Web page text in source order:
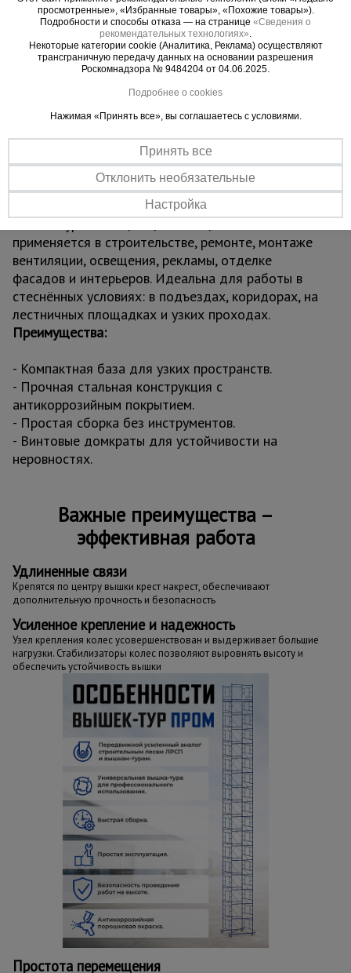
Вышка оснащена винтовыми домкратами для
устойчивой установки на неровных поверхностях
и надёжными ограждениями для максимальной
безопасности. Четыре обрезиненных колеса
позволяют легко перемещать конструкцию по
объекту. Сборка осуществляется по принципу
«труба в трубу» с фиксацией флажковыми
замками — без инструментов и специальных
навыков. Грузоподъёмность до 250 кг
обеспечивает комфортную работу с
инструментами и материалами.
Вышка-тура ВСП 2,0x2,0 ПРОМ, 2.8 м
применяется в строительстве, ремонте, монтаже
вентиляции, освещения, рекламы, отделке
фасадов и интерьеров. Идеальна для работы в
стеснённых условиях: в подъездах, коридорах, на
лестничных площадках и узких проходах.
Преимущества:
- Компактная база для узких пространств.
- Прочная стальная конструкция с
антикоррозийным покрытием.
- Простая сборка без инструментов.
- Винтовые домкраты для устойчивости на
неровностях.
Важные преимущества –
эффективная работа
Удлиненные связи
Крепятся по центру вышки крест накрест, обеспечивают
дополнительную прочность и безопасность
Усиленное крепление и надежность
Узел крепления колес усовершенствован и выдерживает большие
нагрузки. Стабилизаторы колес позволяют выровнять высоту и
обеспечить устойчивость вышки
Простота перемещения
просмотренные», «Избранные товары», «Похожие товары»).
Подробности и способы отказа — на странице «Сведения о
рекомендательных технологиях»
Некоторые категории cookie (Аналитика, Реклама) осуществляют
трансграничную передачу данных на основании разрешения
Роскомнадзора № 9484204 от 04.06.2025.
Подробнее о cookies
Нажимая «Принять все», вы соглашаетесь с условиями.
Принять все
Отклонить необязательные
Настройка